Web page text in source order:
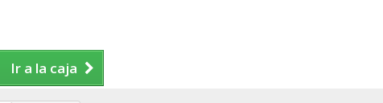
Ir a la caja